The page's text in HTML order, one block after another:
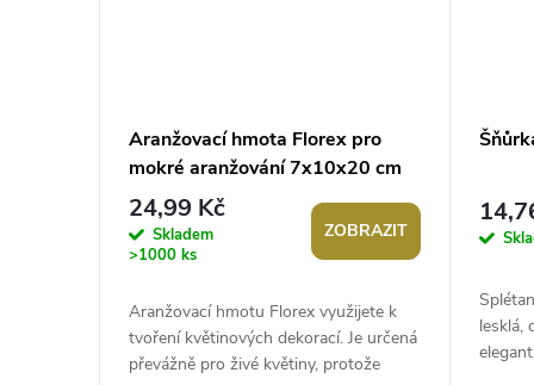
Aranžovací hmota Florex pro
mokré aranžování 7x10x20 cm
cihla
24,99 Kč
Skladem
>1000 ks
ZOBRAZIT
Aranžovací hmotu Florex využijete k
tvoření květinových dekorací. Je určená
převážně pro živé květiny, protože
lesklá,